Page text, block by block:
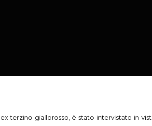
, ex terzino giallorosso, è stato intervistato in